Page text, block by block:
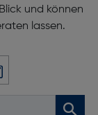
und können
lassen.